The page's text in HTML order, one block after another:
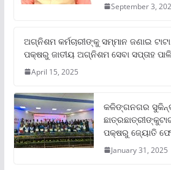
September 3,
ଅଗ୍ନିଶମ କର୍ମଚାରୀଙ୍କୁ ସମ୍ମାନ ଜଣାଇ
ପକ୍ଷରୁ ଜାତୀୟ ଅଗ୍ନିଶମ ସେବା ସପ୍ତାହ
April 15, 2025
କଳିଙ୍ଗନଗର
ପକ୍ଷରୁ ଜ୍ୟୋତି
January 31, 2025